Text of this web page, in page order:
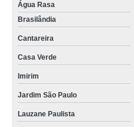
Água Rasa
Brasilândia
Cantareira
Casa Verde
Imirim
Jardim São Paulo
Lauzane Paulista